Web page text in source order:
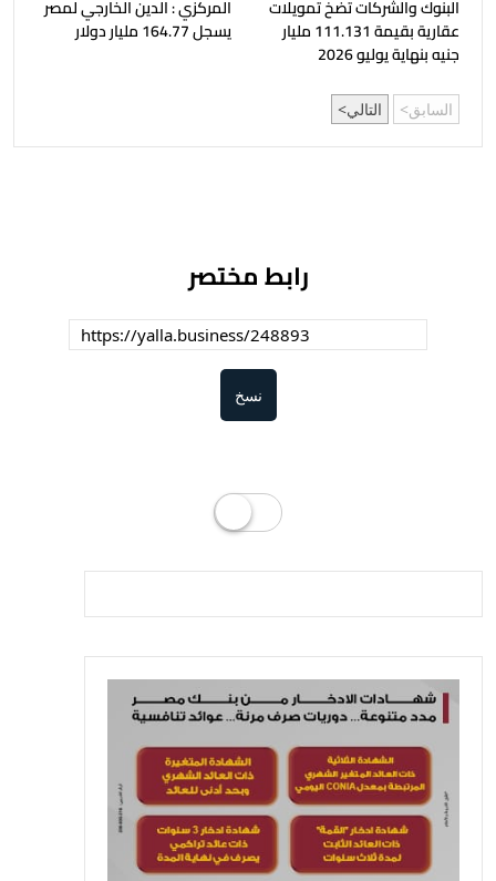
البنوك والشركات تضخ تمويلات
عقارية بقيمة 111.131 مليار
جنيه بنهاية يوليو 2026
المركزي : الدين الخارجي لمصر
يسجل 164.77 مليار دولار
السابق التالي
رابط مختصر
نسخ